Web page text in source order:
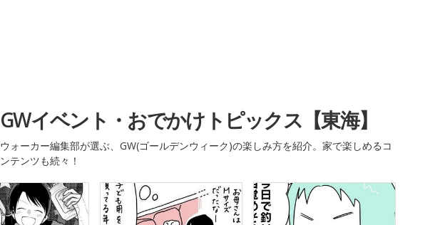
GWイベント・おでかけトピックス【東海】
ウォーカー編集部が選ぶ、GW(ゴールデンウィーク)の楽しみ方を紹介。家で楽しめるコ
ンテンツも続々！